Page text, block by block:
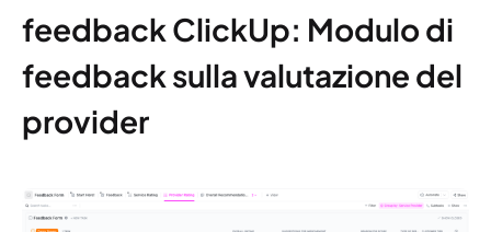
feedback ClickUp: Modulo di
feedback sulla valutazione del
provider